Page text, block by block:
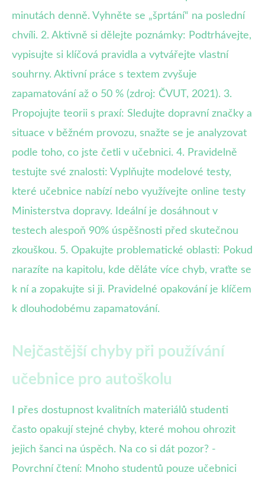
minutách denně. Vyhněte se „šprtání“ na poslední
chvíli. 2. Aktivně si dělejte poznámky: Podtrhávejte,
vypisujte si klíčová pravidla a vytvářejte vlastní
souhrny. Aktivní práce s textem zvyšuje
zapamatování až o 50 % (zdroj: ČVUT, 2021). 3.
Propojujte teorii s praxí: Sledujte dopravní značky a
situace v běžném provozu, snažte se je analyzovat
podle toho, co jste četli v učebnici. 4. Pravidelně
testujte své znalosti: Vyplňujte modelové testy,
které učebnice nabízí nebo využívejte online testy
Ministerstva dopravy. Ideální je dosáhnout v
testech alespoň 90% úspěšnosti před skutečnou
zkouškou. 5. Opakujte problematické oblasti: Pokud
narazíte na kapitolu, kde děláte více chyb, vraťte se
k ní a zopakujte si ji. Pravidelné opakování je klíčem
k dlouhodobému zapamatování.
Nejčastější chyby při používání
učebnice pro autoškolu
I přes dostupnost kvalitních materiálů studenti
často opakují stejné chyby, které mohou ohrozit
jejich šanci na úspěch. Na co si dát pozor? -
Povrchní čtení: Mnoho studentů pouze učebnici